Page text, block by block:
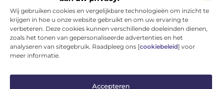
Wij gebruiken cookies en vergelijkbare technologieën om inzicht te
krijgen in hoe u onze website gebruikt en om uw ervaring te
verbeteren. Deze cookies kunnen verschillende doeleinden dienen,
zoals het tonen van gepersonaliseerde advertenties en het
analyseren van sitegebruik. Raadpleeg ons [cookiebeleid] voor
meer informatie.
Accepteren
dagelijks leven verrijken, van inspirerende verhalen tot
praktische tips.
Bericht categorie
Onze informatie